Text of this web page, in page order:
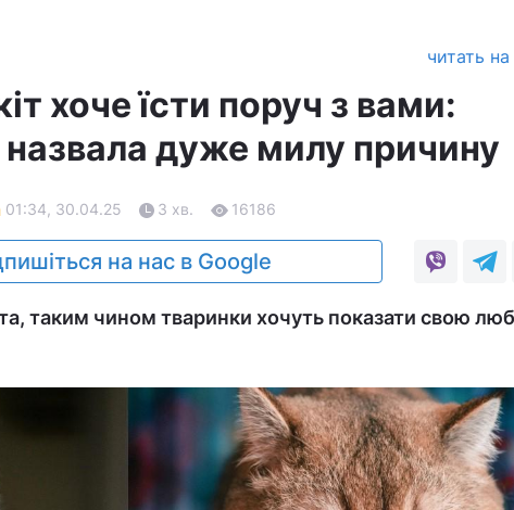
читать
хоче їсти поруч з вами:
дуже милу причину
01:34, 30.04.25 3 хв. 16186
на нас в Google
таким чином тваринки хочуть показати свою